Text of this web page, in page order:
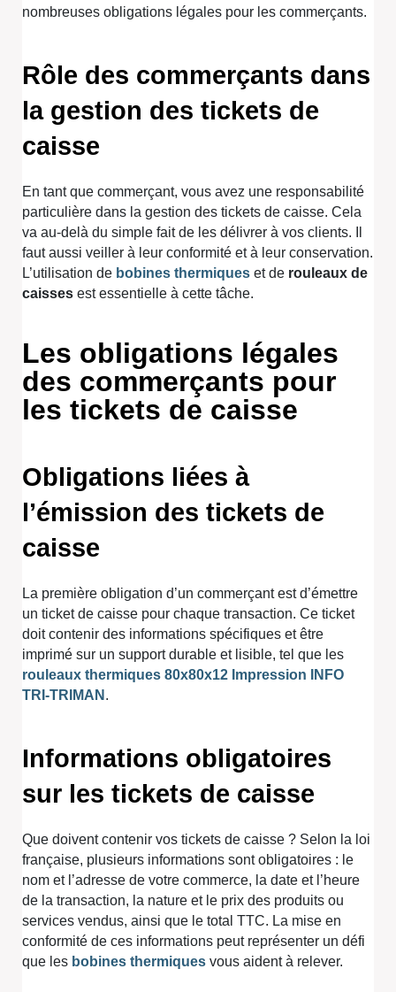
nombreuses obligations légales pour les commerçants.
Rôle des commerçants dans
la gestion des tickets de
caisse
En tant que commerçant, vous avez une responsabilité
particulière dans la gestion des tickets de caisse. Cela
va au-delà du simple fait de les délivrer à vos clients. Il
faut aussi veiller à leur conformité et à leur conservation.
L’utilisation de bobines thermiques et de rouleaux de
caisses est essentielle à cette tâche.
Les obligations légales
des commerçants pour
les tickets de caisse
Obligations liées à
l’émission des tickets de
caisse
La première obligation d’un commerçant est d’émettre
un ticket de caisse pour chaque transaction. Ce ticket
doit contenir des informations spécifiques et être
imprimé sur un support durable et lisible, tel que les
rouleaux thermiques 80x80x12 Impression INFO
TRI-TRIMAN .
Informations obligatoires
sur les tickets de caisse
Que doivent contenir vos tickets de caisse ? Selon la loi
française, plusieurs informations sont obligatoires : le
nom et l’adresse de votre commerce, la date et l’heure
de la transaction, la nature et le prix des produits ou
services vendus, ainsi que le total TTC. La mise en
conformité de ces informations peut représenter un défi
que les bobines thermiques vous aident à relever.